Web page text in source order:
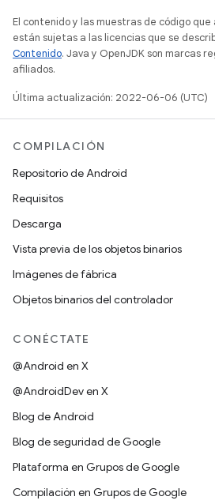
El contenido y las muestras de código
están sujetas a las licencias que se
Contenido. Java y OpenJDK son marcas
afiliados.
Última actualización: 2022-06-06 (UTC)
COMPILACIÓN
Repositorio de Android
Requisitos
Descarga
Vista previa de los objetos binarios
Imágenes de fábrica
Objetos binarios del controlador
CONÉCTATE
@Android en X
@AndroidDev en X
Blog de Android
Blog de seguridad de Google
Plataforma en Grupos de Google
Compilación en Grupos de Google